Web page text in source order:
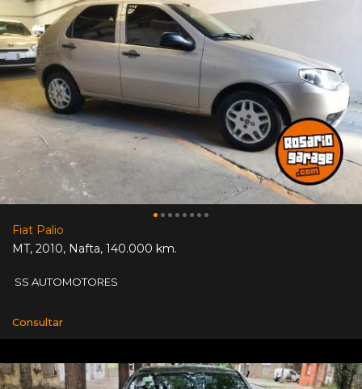
Fiat Palio
MT, 2010, Nafta, 140.000 km.
SS AUTOMOTORES
Consultar